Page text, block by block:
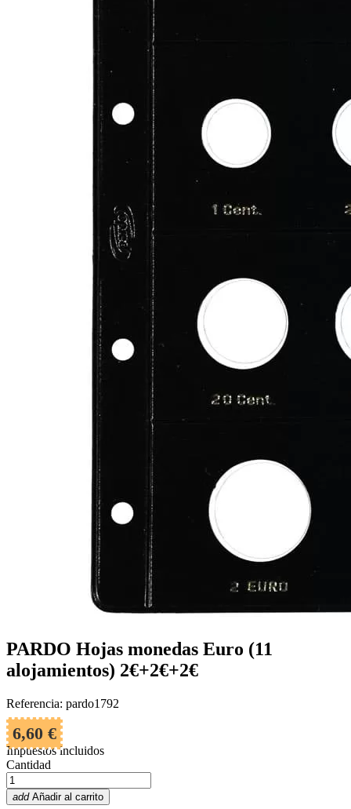
PARDO Hojas monedas Euro (11
alojamientos) 2€+2€+2€
Referencia: pardo1792
6,60 €
Impuestos incluidos
Cantidad
add Añadir al carrito